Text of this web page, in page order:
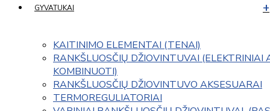
GYVATUKAI
KAITINIMO ELEMENTAI (TENAI)
RANKŠLUOSČIŲ DŽIOVINTUVAI (ELEKTRINIAI
KOMBINUOTI)
RANKŠLUOSČIŲ DŽIOVINTUVO AKSESUARAI
TERMOREGULIATORIAI